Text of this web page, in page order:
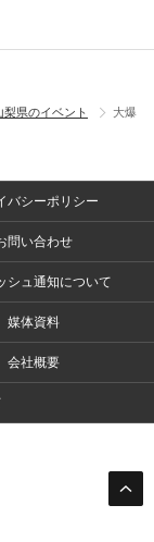
梨県のイベント
大爆
バシーポリシー
問い合わせ
シュ通知について
媒体資料
会社概要